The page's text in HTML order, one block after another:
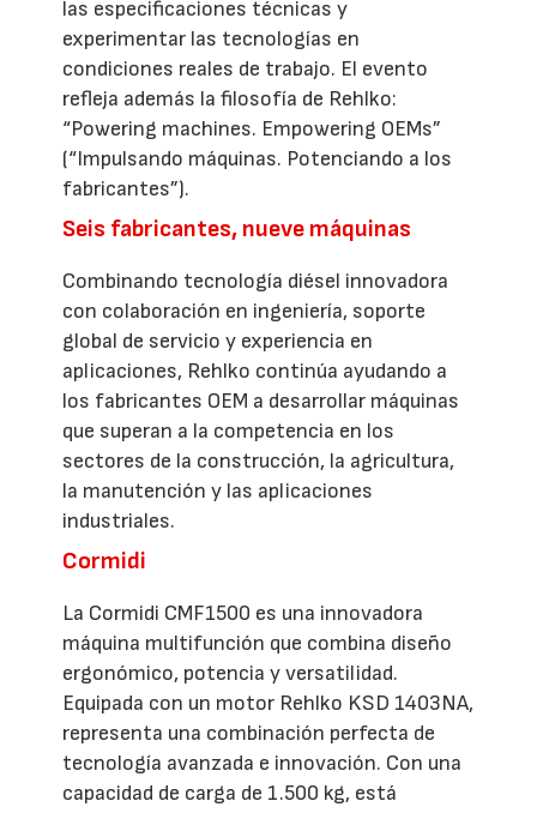
las especificaciones técnicas y
experimentar las tecnologías en
condiciones reales de trabajo. El evento
refleja además la filosofía de Rehlko:
“Powering machines. Empowering OEMs”
(“Impulsando máquinas. Potenciando a los
fabricantes”).
Seis fabricantes, nueve máquinas
Combinando tecnología diésel innovadora
con colaboración en ingeniería, soporte
global de servicio y experiencia en
aplicaciones, Rehlko continúa ayudando a
los fabricantes OEM a desarrollar máquinas
que superan a la competencia en los
sectores de la construcción, la agricultura,
la manutención y las aplicaciones
industriales.
Cormidi
La Cormidi CMF1500 es una innovadora
máquina multifunción que combina diseño
ergonómico, potencia y versatilidad.
Equipada con un motor Rehlko KSD 1403NA,
representa una combinación perfecta de
tecnología avanzada e innovación. Con una
capacidad de carga de 1.500 kg, está